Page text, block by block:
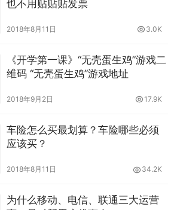
也不用贴贴贴发票
2018年8月11日 3.0K
《开学第一课》“无壳蛋生鸡”游戏二
维码 “无壳蛋生鸡”游戏地址
2018年9月2日 17.9K
车险怎么买最划算？车险哪些必须
应该买？
2018年8月11日 34.2K
为什么移动、电信、联通三大运营